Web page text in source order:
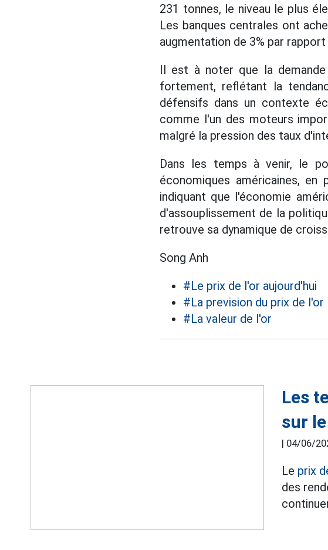
231 tonnes, le niveau le plus
Les banques centrales ont
augmentation de 3% par
Il est à noter que la
fortement, reflétant la
défensifs dans un contexte
comme l'un des moteurs
malgré la pression des taux
Dans les temps à venir, le
économiques américaines,
indiquant que l'économie
d'assouplissement de la
retrouve sa dynamique de
Song Anh
#Le prix de l'or aujourd'hui
#La prevision du prix de l'or
#La valeur de l'or
Les
sur
| 04/06/
Le prix
des